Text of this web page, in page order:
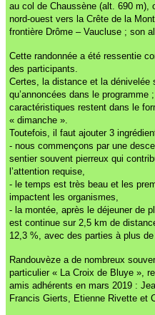
au col de Chaussène (alt. 690 m),
nord-ouest vers la Crête de la
frontière Drôme – Vaucluse ; son
Cette randonnée a été ressentie
des participants.
Certes, la distance et la dénivelée
qu’annoncées dans le
caractéristiques restent dans le
« dimanche ».
Toutefois, il faut ajouter 3
- nous commençons par une
sentier souvent pierreux qui
l’attention requise,
- le temps est très beau et les
impactent les organismes,
- la montée, après le déjeuner de
est continue sur 2,5 km de
12,3 %, avec des parties à plus
Randouvèze a de nombreux
particulier « La Croix de Bluye »,
amis adhérents en mars 2019 :
Francis Gierts, Etienne Rivette et